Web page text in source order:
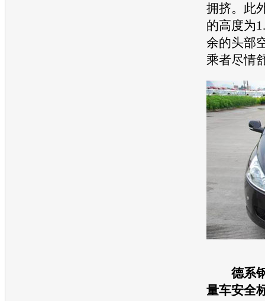
拥挤。此
的高度为
余的头部
乘者尽情
德系
量车安全